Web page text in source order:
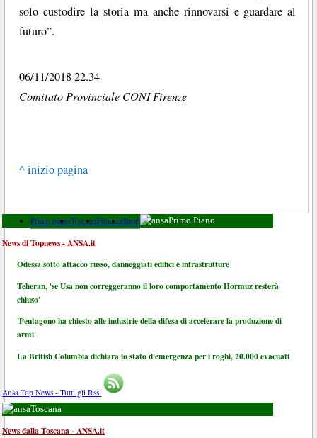
solo custodire la storia ma anche rinnovarsi e guardare al
futuro”.
06/11/2018 22.34
Comitato Provinciale CONI Firenze
^ inizio pagina
Primo pianoToscanaFinanzaSport Primo Piano
News di Topnews - ANSA.it
Odessa sotto attacco russo, danneggiati edifici e infrastrutture
Teheran, 'se Usa non correggeranno il loro comportamento Hormuz resterà
chiuso'
'Pentagono ha chiesto alle industrie della difesa di accelerare la produzione di
armi'
La British Columbia dichiara lo stato d'emergenza per i roghi, 20.000 evacuati
Ansa Top News - Tutti gli Rss
Toscana
News dalla Toscana - ANSA.it